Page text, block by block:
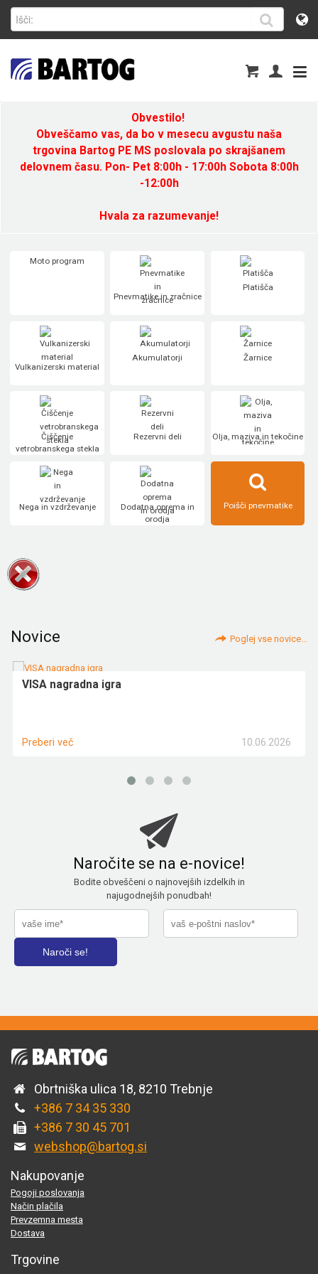
Obvestilo!
Obveščamo vas, da bo v mesecu avgustu naša
trgovina Bartog PE MS poslovala po skrajšanem
delovnem času. Pon- Pet 8:00h - 17:00h Sobota 8:00h
-12:00h
Hvala za razumevanje!
Moto program
Pnevmatike in zračnice
Platišča
Vulkanizerski material
Akumulatorji Žarnice
Čiščenje
vetrobranskega stekla
Rezervni deli Olja, maziva in tekočine
Nega in vzdrževanje
Dodatna oprema in
orodja
Poišči pnevmatike
Novice Poglej vse novice...
VISA nagradna igra
10.06.2026
Preberi več
Naročite se na e-novice!
Bodite obveščeni o najnovejših izdelkih in
najugodnejših ponudbah!
Obrtniška ulica 18, 8210 Trebnje
+386 7 34 35 330
+386 7 30 45 701
webshop@bartog.si
Nakupovanje
Pogoji poslovanja
Način plačila
Prevzemna mesta
Dostava
Trgovine